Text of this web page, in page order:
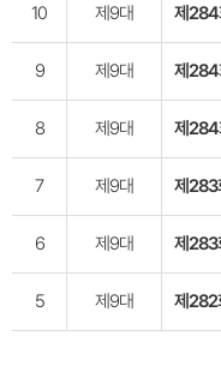
10 제9대 제284
9 제9대 제284
8 제9대 제284
7 제9대 제283
6 제9대 제283
5 제9대 제282